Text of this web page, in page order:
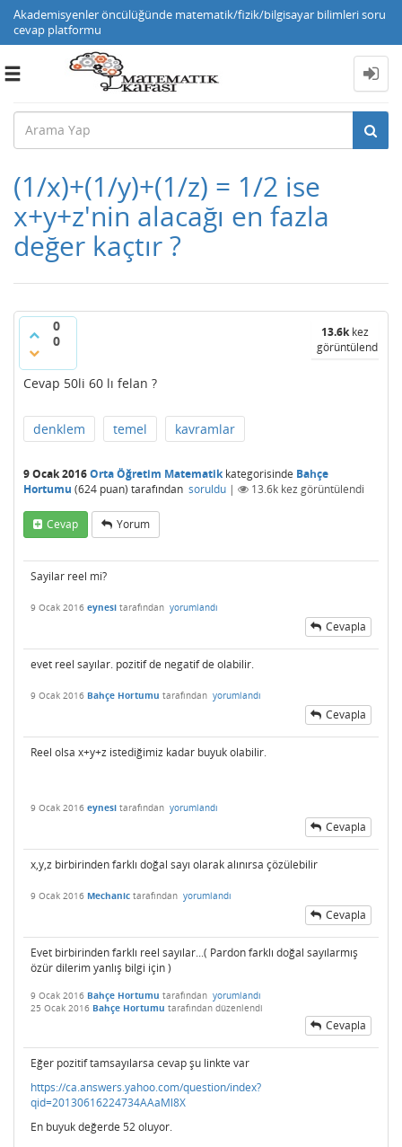
Akademisyenler öncülüğünde matematik/fizik/bilgisayar bilimleri soru
cevap platformu
Toggle
(1/x)+(1/y)+(1/z) = 1/2 ise
x+y+z'nin alacağı en fazla
değer kaçtır ?
0
0
13.6kkez
görüntülendi
Cevap 50li 60 lı felan ?
denklem temel kavramlar
9 Ocak 2016Orta Öğretim Matematikkategorisinde Bahçe
Hortumu (624 puan) tarafından soruldu | 13.6k kez görüntülendi
Cevap Yorum
Sayilar reel mi?
9 Ocak 2016 eynesi tarafından yorumlandı
Cevapla
evet reel sayılar. pozitif de negatif de olabilir.
9 Ocak 2016 Bahçe Hortumu tarafından yorumlandı
Cevapla
Reel olsa x+y+z istediğimiz kadar buyuk olabilir.
9 Ocak 2016 eynesi tarafından yorumlandı
Cevapla
x,y,z birbirinden farklı doğal sayı olarak alınırsa çözülebilir
9 Ocak 2016 Mechanic tarafından yorumlandı
Cevapla
Evet birbirinden farklı reel sayılar...( Pardon farklı doğal sayılarmış
özür dilerim yanlış bilgi için )
9 Ocak 2016 Bahçe Hortumu tarafından yorumlandı
25 Ocak 2016 Bahçe Hortumu tarafından düzenlendi
Cevapla
Eğer pozitif tamsayılarsa cevap şu linkte var
https://ca.answers.yahoo.com/question/index?
qid=20130616224734AAaMl8X
En buyuk değerde 52 oluyor.